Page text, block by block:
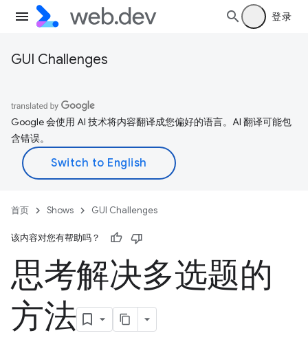
登录
GUI Challenges
Google 会使用 AI 技术将内容翻译成您偏好的语言。AI 翻译可能包
含错误。
首页 Shows GUI Challenges
该内容对您有帮助吗？
思考解决多选题的
方法